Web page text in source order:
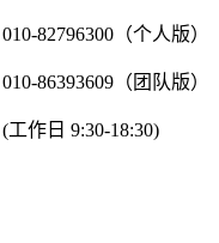
010-82796300（个人版）
010-86393609（团队版）
(工作日 9:30-18:30)